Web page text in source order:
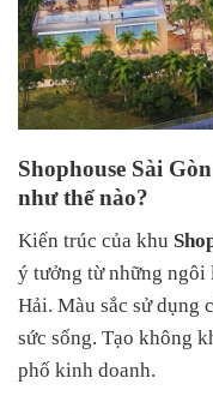
Shophouse Sài
như thế nào?
Kiến trúc của khu
ý tưởng từ những ngôi
Hải. Màu sắc sử dụng
sức sống. Tạo không
phố kinh doanh.